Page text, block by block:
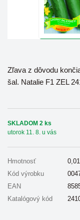
Zľava z dôvodu
šal. Natalie F1 ZEL
SKLADOM 2 ks
utorok 11. 8. u vás
Hmotnosť 0,01
Kód výrobku
EAN
Katalógový kód